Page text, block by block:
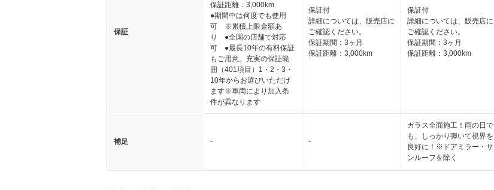
保証
保証距離：3,000km
●期間中は何度でも使用
可 ※累積上限金額あ
り ●全国の店舗で対応
可 ●最長10年の有料保証
もご用意。充実の保証範
囲（401項目）1・2・3・
10年からお選びいただけ
ます※車両により加入条
件が異なります
保証付
詳細については、販売店に
ご確認ください。
保証期間：3ヶ月
保証距離：3,000km
保証付
詳細については、販売店に
ご確認ください。
保証期間：3ヶ月
保証距離：3,000km
補足 - -
ガラス全面施工！雨の日で
も、しっかり弾いて視界を
良好に！※ドアミラー・サ
ンルーフを除く